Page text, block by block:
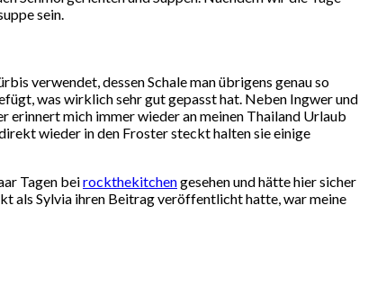
sein.
verwendet, dessen Schale man übrigens genau so
was wirklich sehr gut gepasst hat. Neben Ingwer und
erinnert mich immer wieder an meinen Thailand Urlaub
wieder in den Froster steckt halten sie einige
Tagen beirockthekitchengesehen und hätte hier sicher
als Sylvia ihren Beitrag veröffentlicht hatte, war meine